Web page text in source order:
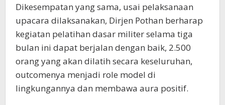
Dikesempatan yang sama, usai pelaksanaan
upacara dilaksanakan, Dirjen Pothan berharap
kegiatan pelatihan dasar militer selama tiga
bulan ini dapat berjalan dengan baik, 2.500
orang yang akan dilatih secara keseluruhan,
outcomenya menjadi role model di
lingkungannya dan membawa aura positif.